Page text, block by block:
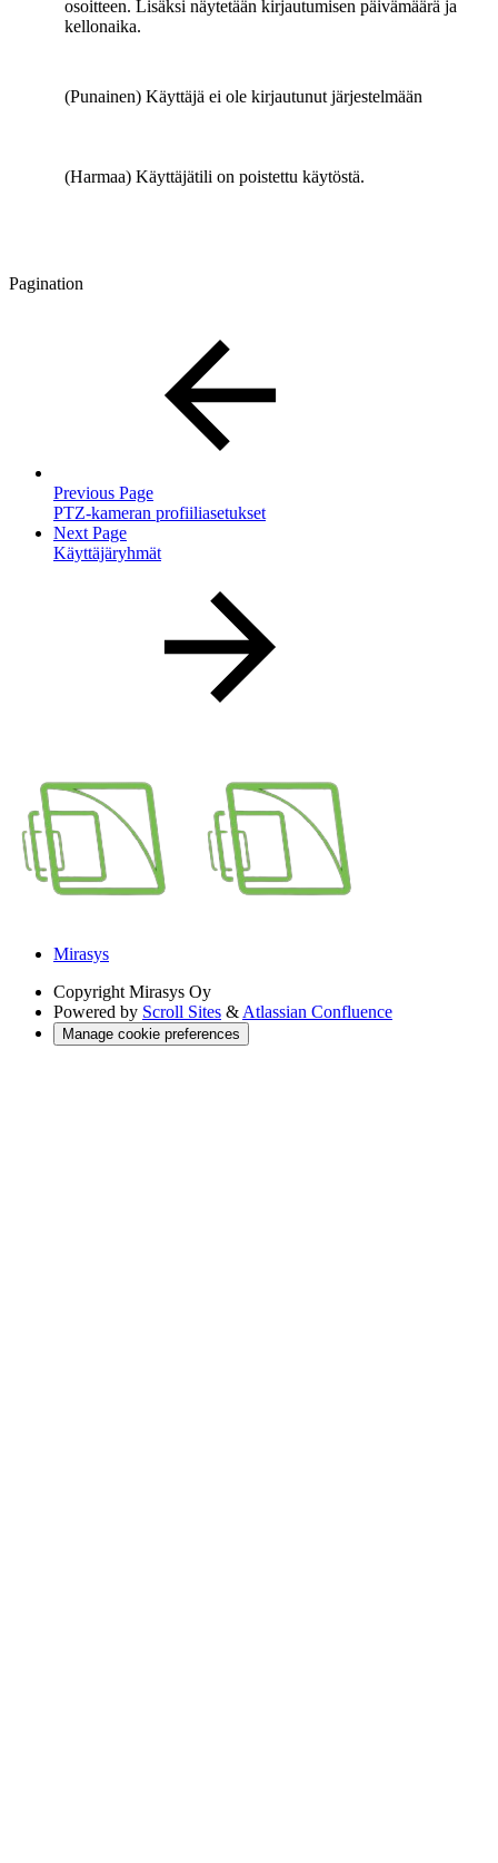
osoitteen. Lisäksi näytetään kirjautumisen päivämäärä ja
kellonaika.
(Punainen) Käyttäjä ei ole kirjautunut järjestelmään
(Harmaa) Käyttäjätili on poistettu käytöstä.
Pagination
Previous Page
PTZ-kameran profiiliasetukset
Next Page
Käyttäjäryhmät
Mirasys
Copyright Mirasys Oy
Powered by Scroll Sites & Atlassian Confluence
Manage cookie preferences